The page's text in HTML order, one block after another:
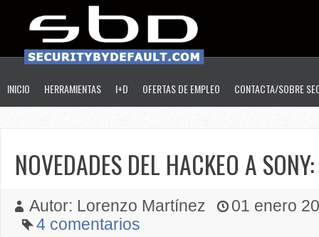
INICIO HERRAMIENTAS I+D OFERTAS DE EMPLEO CONTACTA/SOBRE
NOVEDADES DEL HACKEO A
Autor: Lorenzo Martínez
01 enero
4 comentarios